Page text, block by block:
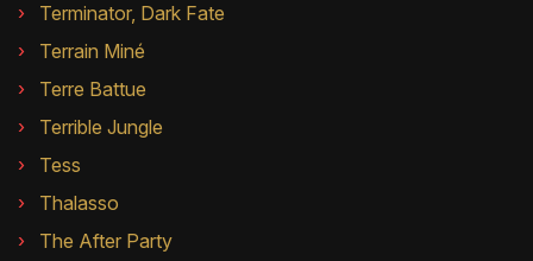
Terminator, Dark Fate
Terrain Miné
Terre Battue
Terrible Jungle
Tess
Thalasso
The After Party